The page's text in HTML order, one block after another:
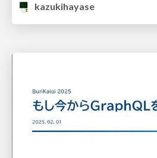
kazukihayase